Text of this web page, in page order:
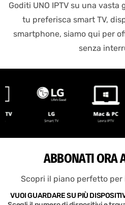
Goditi UNO IPTV su una
tu preferisca smart TV,
smartphone, siamo qui per
senza
ABBONATI ORA
Scopri il piano perfetto
VUOI GUARDARE SU PIÙ